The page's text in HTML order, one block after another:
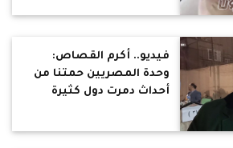
فيديو.. أكرم القصاص:
وحدة المصريين حمتنا من
أحداث دمرت دول كثيرة